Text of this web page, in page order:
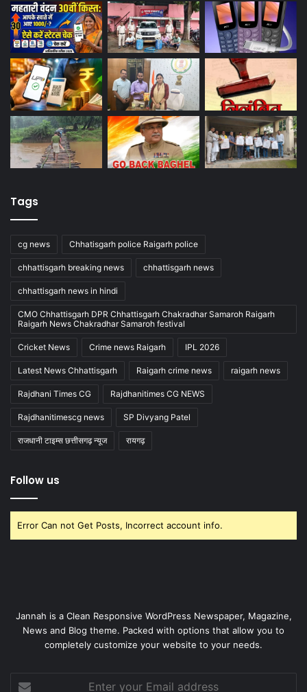
Tags
cg news Chhatisgarh police Raigarh police
chhattisgarh breaking news chhattisgarh news
chhattisgarh news in hindi
CMO Chhattisgarh DPR Chhattisgarh Chakradhar Samaroh Raigarh
Raigarh News Chakradhar Samaroh festival
Cricket News Crime news Raigarh IPL 2026
Latest News Chhattisgarh Raigarh crime news raigarh news
Rajdhani Times CG Rajdhanitimes CG NEWS
Rajdhanitimescg news SP Divyang Patel
राजधानी टाइम्स छत्तीसगढ़ न्यूज रायगढ़
Follow us
Error Can not Get Posts, Incorrect account info.
Jannah is a Clean Responsive WordPress Newspaper, Magazine,
News and Blog theme. Packed with options that allow you to
completely customize your website to your needs.